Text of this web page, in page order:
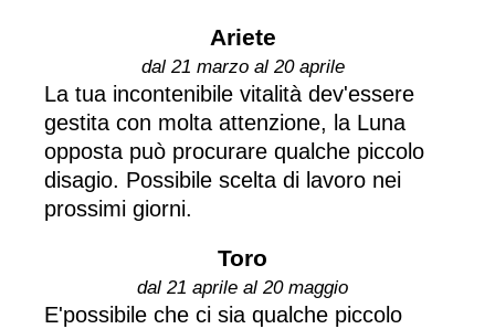
Ariete
dal 21 marzo al 20 aprile
La tua incontenibile vitalità dev'essere
gestita con molta attenzione, la Luna
opposta può procurare qualche piccolo
disagio. Possibile scelta di lavoro nei
prossimi giorni.
Toro
dal 21 aprile al 20 maggio
E'possibile che ci sia qualche piccolo